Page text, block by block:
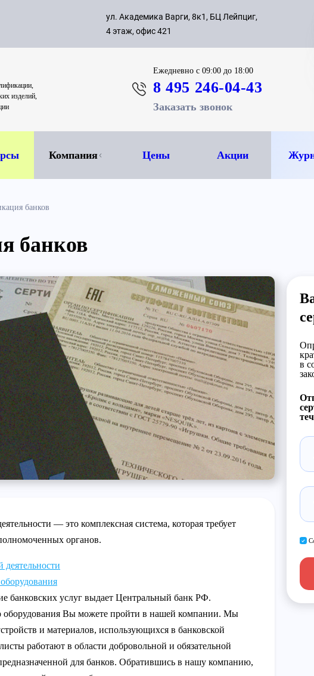
с 09:00
8 495
ул. Академика Варги, 8к1, БЦ Лейпциг,
4 этаж, офис 421
изделий,
Ежедневнос 09:00 до 18:00
8 495 246-04-43
Заказать звонок
Компания Цены Акции
банков
банков
— это комплексная система, которая требует
органов.
деятельности
банковских услуг выдает Центральный банк РФ.
оборудования Вы можете пройти в нашей компании. Мы
и материалов, использующихся в банковской
работают в области добровольной и обязательной
для банков. Обратившись в нашу компанию,
в